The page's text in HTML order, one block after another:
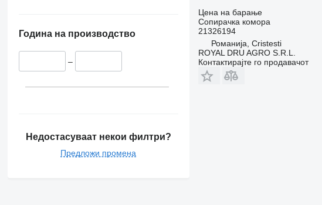
Година на производство
–
Недостасуваат некои филтри?
Предложи промена
Цена на барање
Сопирачка комора
21326194
Романија, Cristesti
ROYAL DRU AGRO S.R.L.
Контактирајте го продавачот